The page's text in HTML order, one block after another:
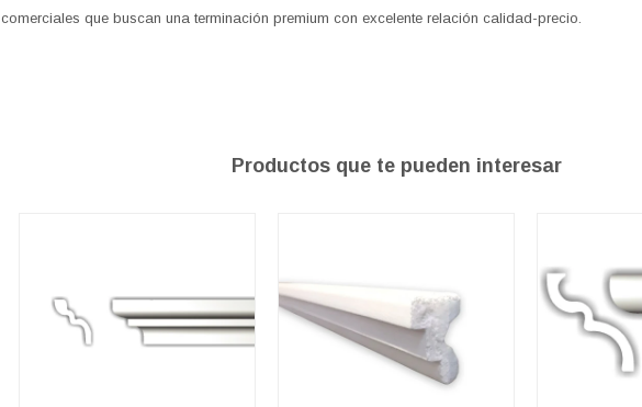
comerciales que buscan una terminación premium con excelente relación calidad-precio.
Productos que te pueden interesar